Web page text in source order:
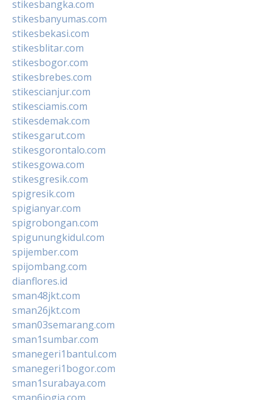
stikesbangka.com
stikesbanyumas.com
stikesbekasi.com
stikesblitar.com
stikesbogor.com
stikesbrebes.com
stikescianjur.com
stikesciamis.com
stikesdemak.com
stikesgarut.com
stikesgorontalo.com
stikesgowa.com
stikesgresik.com
spigresik.com
spigianyar.com
spigrobongan.com
spigunungkidul.com
spijember.com
spijombang.com
dianflores.id
sman48jkt.com
sman26jkt.com
sman03semarang.com
sman1sumbar.com
smanegeri1bantul.com
smanegeri1bogor.com
sman1surabaya.com
sman6jogja.com